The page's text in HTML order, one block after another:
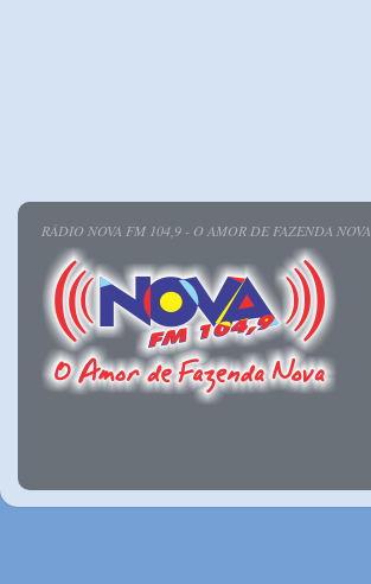
RÁDIO NOVA FM 104,9 - O AMOR DE FAZENDA NOVA